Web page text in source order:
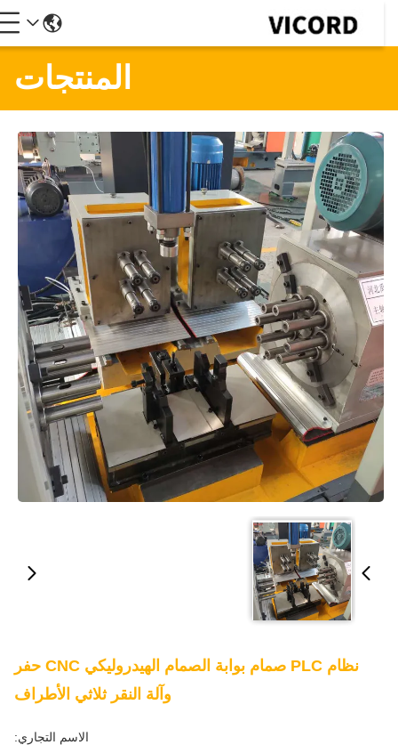
المنتجات
نظام PLC صمام بوابة الصمام الهيدروليكي CNC حفر
وآلة النقر ثلاثي الأطراف
الاسم التجاري: